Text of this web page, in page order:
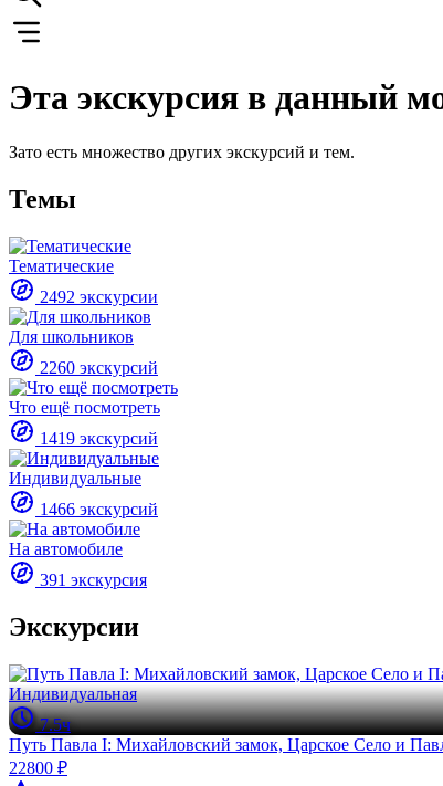
Эта экскурсия в данный
Зато есть множество других экскурсий и тем.
Темы
Тематические
2492 экскурсии
Для школьников
2260 экскурсий
Что ещё посмотреть
1419 экскурсий
Индивидуальные
1466 экскурсий
На автомобиле
391 экскурсия
Экскурсии
Индивидуальная
7.5ч
Путь Павла I: Михайловский замок, Царское Село и
22800 ₽